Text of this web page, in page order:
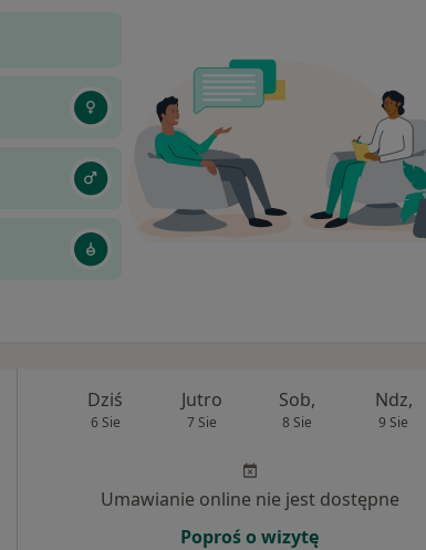
Dziś
6 Sie
Jutro
7 Sie
Sob,
8 Sie
Ndz,
9 Sie
Umawianie online nie jest dostępne
Poproś o wizytę